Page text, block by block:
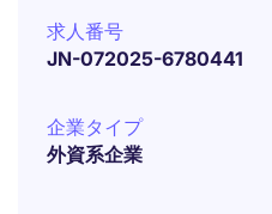
求人番号
JN-072025-6780441
企業タイプ
外資系企業